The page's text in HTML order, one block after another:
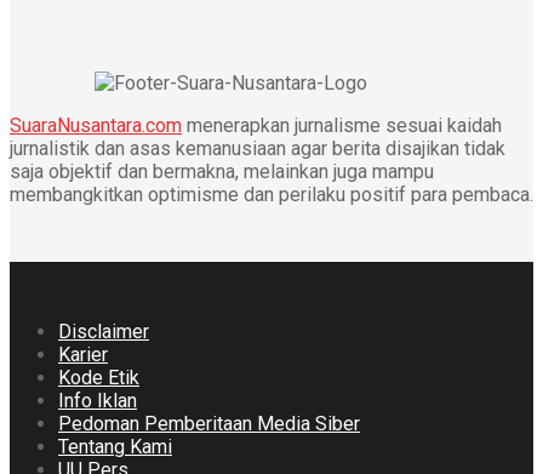
SuaraNusantara.com menerapkan jurnalisme sesuai kaidah
jurnalistik dan asas kemanusiaan agar berita disajikan tidak
saja objektif dan bermakna, melainkan juga mampu
membangkitkan optimisme dan perilaku positif para pembaca.
Disclaimer
Karier
Kode Etik
Info Iklan
Pedoman Pemberitaan Media Siber
Tentang Kami